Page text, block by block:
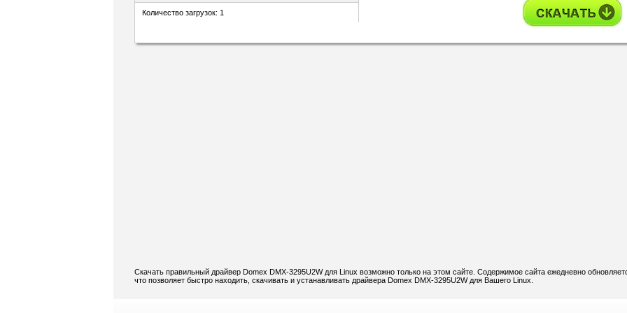
Количество загрузок: 1
Скачать правильный драйвер Domex DMX-3295U2W для Linux возможно только на этом сайте. Содержимое сайта ежедневно
что позволяет быстро находить, скачивать и устанавливать драйвера Domex DMX-3295U2W для Вашего Linux.